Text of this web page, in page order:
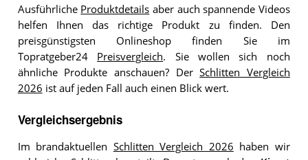
Ausführliche Produktdetails aber auch spannende Videos
helfen Ihnen das richtige Produkt zu finden. Den
preisgünstigsten Onlineshop finden Sie im
Topratgeber24 Preisvergleich. Sie wollen sich noch
ähnliche Produkte anschauen? DerSchlitten Vergleich
2026 ist auf jeden Fall auch einen Blick wert.
Vergleichsergebnis
Im brandaktuellen Schlitten Vergleich 2026 haben wir